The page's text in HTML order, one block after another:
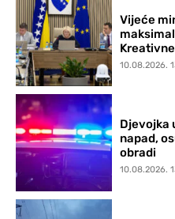
Vijeće
10.08.2026.
Djevojka
napad,
obradi
10.08.2026.